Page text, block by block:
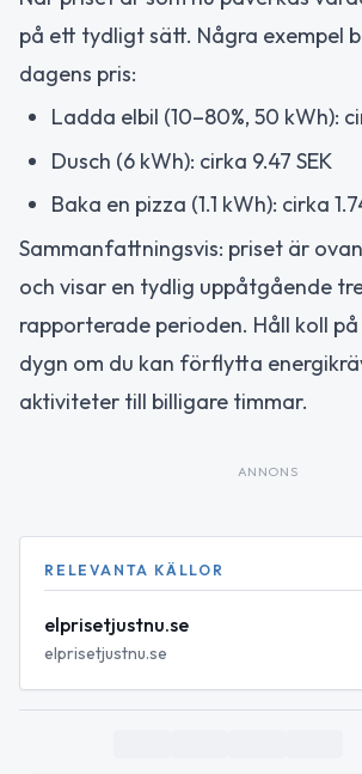
på ett tydligt sätt. Några exempel
dagens pris:
Ladda elbil (10–80%, 50 kWh):
Dusch (6 kWh): cirka 9.47 SEK
Baka en pizza (1.1 kWh): cirka
Sammanfattningsvis: priset är
och visar en tydlig uppåtgående
rapporterade perioden. Håll koll
dygn om du kan förflytta
aktiviteter till billigare timmar.
ANNONS
RELEVANTA KÄLLOR
elprisetjustnu.se
elprisetjustnu.se